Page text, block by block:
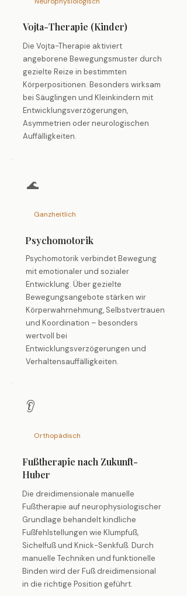
Vojta-Therapie (Kinder)
Die Vojta-Therapie aktiviert
angeborene Bewegungsmuster durch
gezielte Reize in bestimmten
Körperpositionen. Besonders wirksam
bei Säuglingen und Kleinkindern mit
Entwicklungsverzögerungen,
Asymmetrien oder neurologischen
Auffälligkeiten.
🌊
Ganzheitlich
Psychomotorik
Psychomotorik verbindet Bewegung
mit emotionaler und sozialer
Entwicklung. Über gezielte
Bewegungsangebote stärken wir
Körperwahrnehmung, Selbstvertrauen
und Koordination – besonders
wertvoll bei
Entwicklungsverzögerungen und
Verhaltensauffälligkeiten.
👂
Orthopädisch
Fußtherapie nach Zukunft-
Huber
Die dreidimensionale manuelle
Fußtherapie auf neurophysiologischer
Grundlage behandelt kindliche
Fußfehlstellungen wie Klumpfuß,
Sichelfuß und Knick-Senkfuß. Durch
manuelle Techniken und funktionelle
Binden wird der Fuß dreidimensional
in die richtige Position geführt.